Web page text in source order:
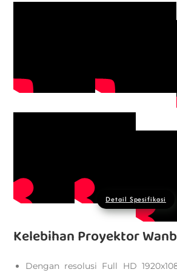
Detail Spesifikasi
Kelebihan Proyektor
Dengan resolusi Full HD